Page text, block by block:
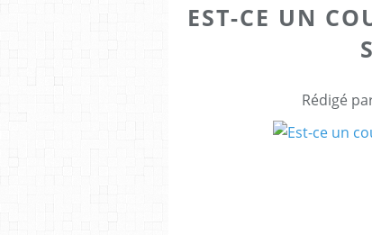
EST-CE UN
Rédigé